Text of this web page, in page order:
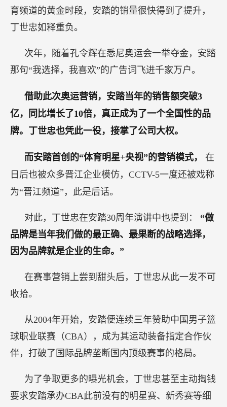
育频道的黄金时段，安踏的销量很快得到了提升，
丁世忠如释重负。
次年，随着孔令辉在悉尼奥运会一举夺金，安踏
那句“我选择，我喜欢”的广告词飞进千家万户。
借助此次奥运营销，安踏当年的销售额突破3
亿，同比增长了10倍，真正成为了一个全国性的品
牌。丁世忠也凭此一役，接掌了公司大权。
而安踏首创的“体育明星+央视”的营销模式， 在
日后也被众多晋江企业模仿，CCTV-5一度还被戏称
为“晋江频道”，此是后话。
对此，丁世忠在安踏30周年演讲中也提到： “做
品牌是当年我们做的最正确、最果断的战略选择，
因为品牌就是企业的生命。”
在赛事营销上尝到甜头后，丁世忠从此一发不可
收拾。
从2004年开始，安踏便连续三年赞助中国男子篮
球职业联赛（CBA），成为其运动装备指定合作伙
伴，打破了国际品牌垄断国内顶级赛事的格局。
为了争取更多的曝光机会，丁世忠甚至主动掏钱
要求安踏承办CBA此前没有的明星赛、新秀赛等细